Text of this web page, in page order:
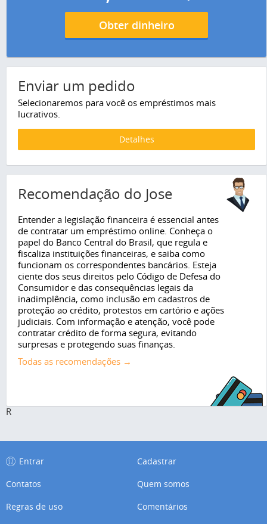
Obter dinheiro
Enviar um pedido
Selecionaremos para você os empréstimos mais
lucrativos.
Detalhes
Recomendação do Jose
Entender a legislação financeira é essencial antes
de contratar um empréstimo online. Conheça o
papel do Banco Central do Brasil, que regula e
fiscaliza instituições financeiras, e saiba como
funcionam os correspondentes bancários. Esteja
ciente dos seus direitos pelo Código de Defesa do
Consumidor e das consequências legais da
inadimplência, como inclusão em cadastros de
proteção ao crédito, protestos em cartório e ações
judiciais. Com informação e atenção, você pode
contratar crédito de forma segura, evitando
surpresas e protegendo suas finanças.
Todas as recomendações →
R
Entrar
Cadastrar
Contatos
Quem somos
Regras de uso
Comentários